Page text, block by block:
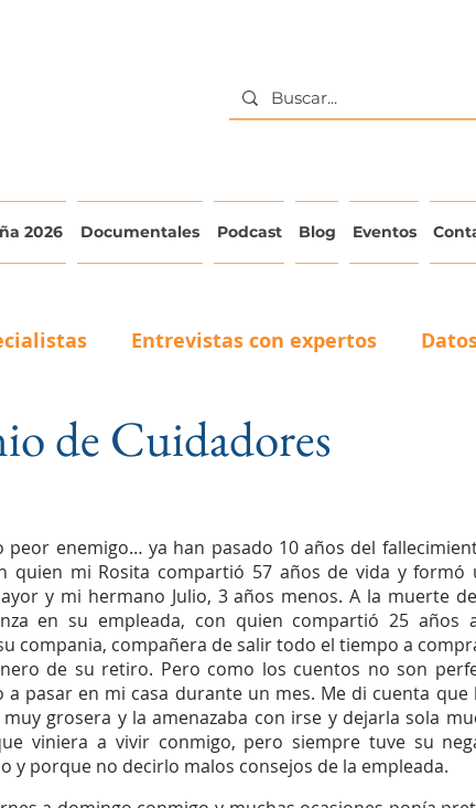
2026 Documentales Podcast Blog Eventos
Entrevistas con expertos
La voz del adulto mayor Testimonios de
de Cuidadores
peor enemigo… ya han pasado 10 años del
quien mi Rosita compartió 57 años de vida y formó
y mi hermano Julio, 3 años menos. A la muerte
en su empleada, con quien compartió 25 años
compania, compañera de salir todo el tiempo a
de su retiro. Pero como los cuentos no son
a pasar en mi casa durante un mes. Me di cuenta que
grosera y la amenazaba con irse y dejarla sola
viniera a vivir conmigo, pero siempre tuve su
y porque no decirlo malos consejos de la empleada.